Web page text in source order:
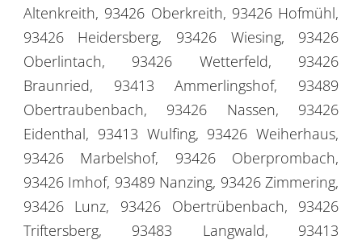
Altenkreith, 93426 Oberkreith, 93426 Hofmühl,
93426 Heidersberg, 93426 Wiesing, 93426
Oberlintach, 93426 Wetterfeld, 93426
Braunried, 93413 Ammerlingshof, 93489
Obertraubenbach, 93426 Nassen, 93426
Eidenthal, 93413 Wulfing, 93426 Weiherhaus,
93426 Marbelshof, 93426 Oberprombach,
93426 Imhof, 93489 Nanzing, 93426 Zimmering,
93426 Lunz, 93426 Obertrübenbach, 93426
Triftersberg, 93483 Langwald, 93413